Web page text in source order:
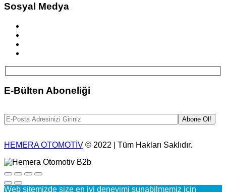
Sosyal Medya
E-Bülten Aboneliği
HEMERA OTOMOTİV © 2022 | Tüm Hakları Saklıdır.
Web sitemizde size en iyi deneyimi sunabilmemiz için